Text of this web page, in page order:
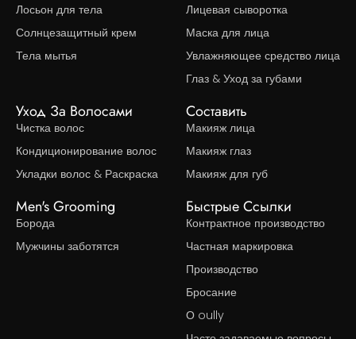
Лосьон для тела
Солнцезащитный крем
Тела мытья
Лицевая сыворотка
Маска для лица
Увлажняющее средство лица
Глаз & Уход за губами
Уход За Волосами
Чистка волос
Кондиционирование волос
Укладки волос & Раскраска
Составить
Макияж лица
Макияж глаз
Макияж для губ
Men's Grooming
Борода
Мужчины заботятся
Быстрые Ссылки
Контрактное производство
Частная маркировка
Производство
Бросание
О oully